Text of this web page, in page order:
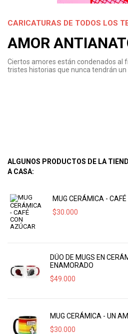
CARICATURAS DE TODOS LOS
AMOR
Ciertos amores están condenados al
tristes historias que nunca tendrán un
ALGUNOS PRODUCTOS DE LA
A CASA:
MUG CERÁMICA -
$30.000
DÚO DE MUGS EN
ENAMORADO
$49.000
MUG CERÁMICA - UN
$30.000